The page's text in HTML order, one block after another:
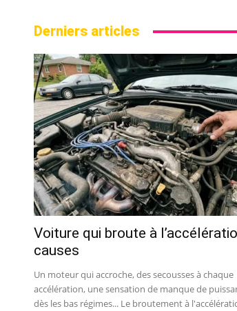
Derniers articles
Voiture qui broute à
causes
Un moteur qui accroche, des secousses à chaque
accélération, une sensation de manque de
dès les bas régimes... Le broutement à